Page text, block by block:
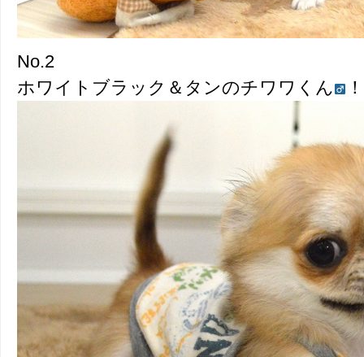
No.2
ホワイトブラック＆タンのチワワくん
！